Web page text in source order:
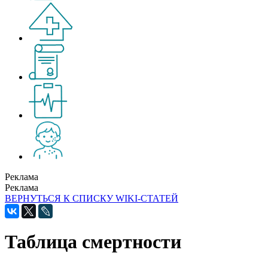
Реклама
Реклама
ВЕРНУТЬСЯ К СПИСКУ WIKI-СТАТЕЙ
Таблица смертности